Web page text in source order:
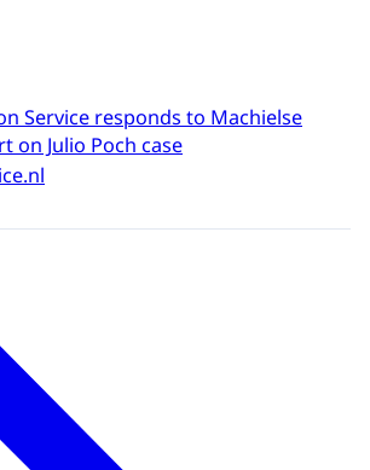
Service responds to Machielse
on Julio Poch case